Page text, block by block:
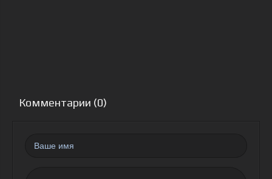
Комментарии (0)